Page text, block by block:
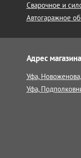
Сварочное и
Автогаражное
Адрес магазина
Уфа,
Уфа,